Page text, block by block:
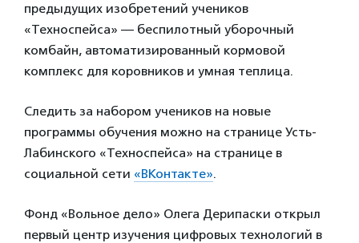
предыдущих изобретений учеников
«Техноспейса» — беспилотный уборочный
комбайн, автоматизированный кормовой
комплекс для коровников и умная теплица.
Следить за набором учеников на новые
программы обучения можно на странице Усть-
Лабинского «Техноспейса» на странице в
социальной сети «ВКонтакте».
Фонд «Вольное дело» Олега Дерипаски открыл
первый центр изучения цифровых технологий в